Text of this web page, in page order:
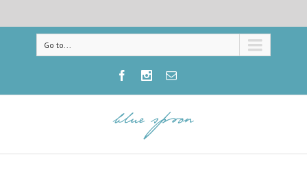
Go to...